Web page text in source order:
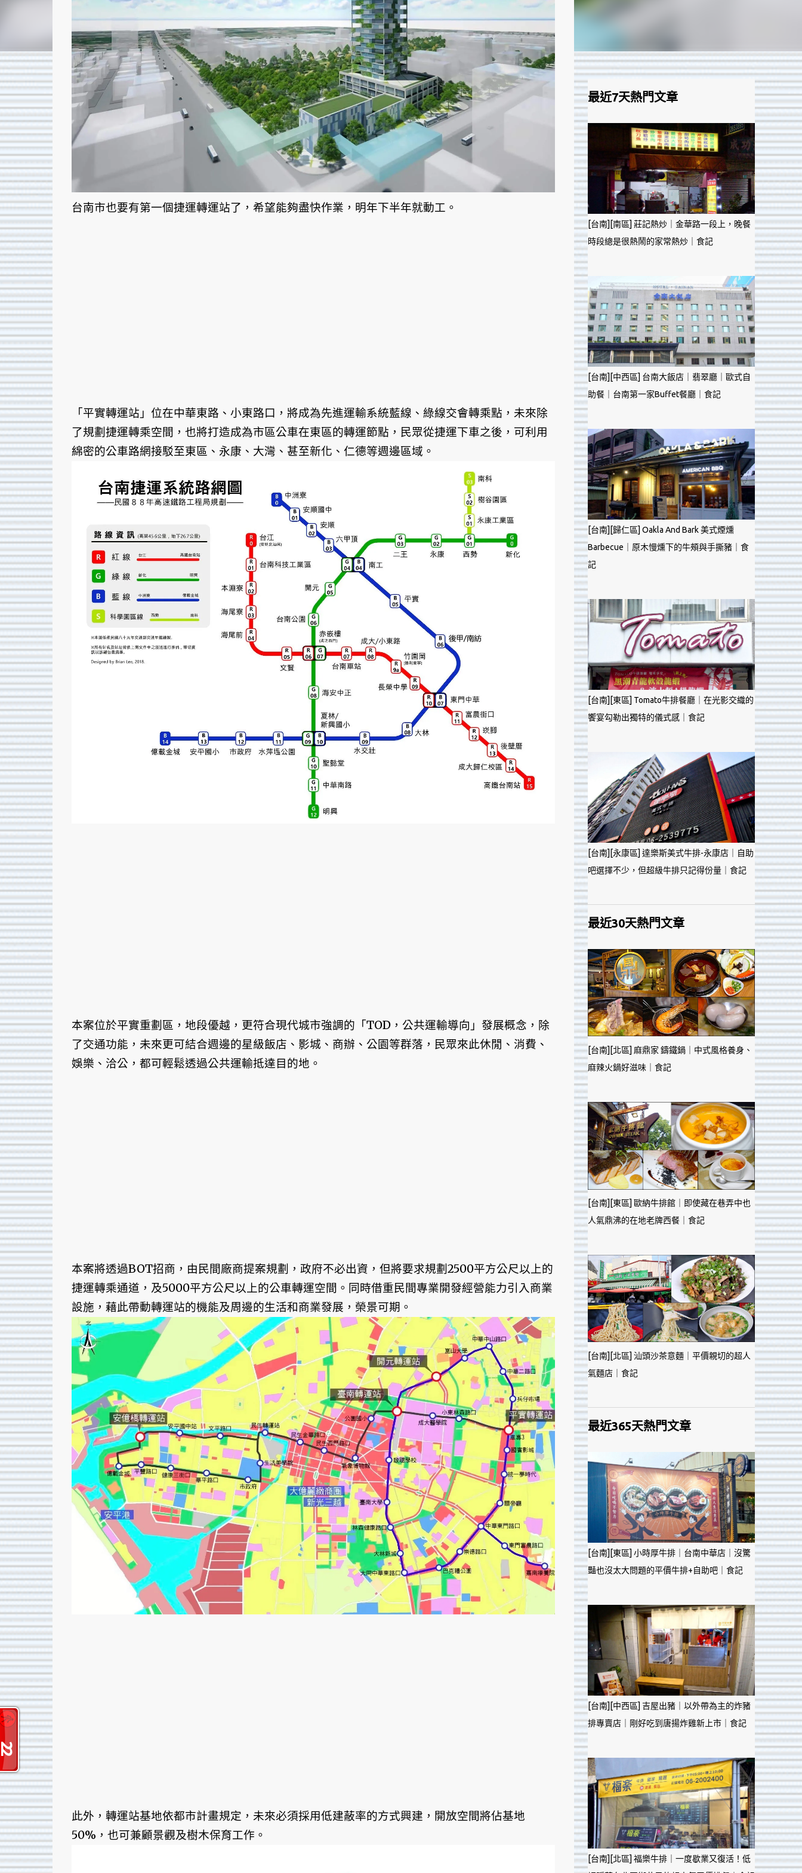
台南市也要有第一個捷運轉運站了，希望能夠盡快作業，明年下半年就動工。
「平實轉運站」位在中華東路、小東路口，將成為先進運輸系統藍線、綠線交會轉乘點，未來除
了規劃捷運轉乘空間，也將打造成為市區公車在東區的轉運節點，民眾從捷運下車之後，可利用
綿密的公車路網接駁至東區、永康、大灣、甚至新化、仁德等週邊區域。
本案位於平實重劃區，地段優越，更符合現代城市強調的「TOD，公共運輸導向」發展概念，除
了交通功能，未來更可結合週邊的星級飯店、影城、商辦、公園等群落，民眾來此休閒、消費、
娛樂、洽公，都可輕鬆透過公共運輸抵達目的地。
本案將透過BOT招商，由民間廠商提案規劃，政府不必出資，但將要求規劃2500平方公尺以上的
捷運轉乘通道，及5000平方公尺以上的公車轉運空間。同時借重民間專業開發經營能力引入商業
設施，藉此帶動轉運站的機能及周邊的生活和商業發展，榮景可期。
此外，轉運站基地依都市計畫規定，未來必須採用低建蔽率的方式興建，開放空間將佔基地
50%，也可兼顧景觀及樹木保育工作。
最近7天熱門文章
[台南][南區] 莊記熱炒｜金華路一段上，晚餐
時段總是很熱鬧的家常熱炒｜食記
[台南][中西區] 台南大飯店｜翡翠廳｜歐式自
助餐｜台南第一家Buffet餐廳｜食記
[台南][歸仁區] Oakla And Bark 美式煙燻
Barbecue｜原木慢燻下的牛頰與手撕豬｜食
記
[台南][東區] Tomato牛排餐廳｜在光影交織的
饗宴勾勒出獨特的儀式感｜食記
[台南][永康區] 達樂斯美式牛排-永康店｜自助
吧選擇不少，但超級牛排只記得份量｜食記
最近30天熱門文章
[台南][北區] 麻鼎家 鑄鐵鍋｜中式風格養身、
麻辣火鍋好滋味｜食記
[台南][東區] 歐納牛排館｜即使藏在巷弄中也
人氣鼎沸的在地老牌西餐｜食記
[台南][北區] 汕頭沙茶意麵｜平價親切的超人
氣麵店｜食記
最近365天熱門文章
[台南][東區] 小時厚牛排｜台南中華店｜沒驚
豔也沒太大問題的平價牛排+自助吧｜食記
[台南][中西區] 吉屋出豬｜以外帶為主的炸豬
排專賣店｜剛好吃到唐揚炸雞新上市｜食記
[台南][北區] 福樂牛排｜一度歇業又復活！低